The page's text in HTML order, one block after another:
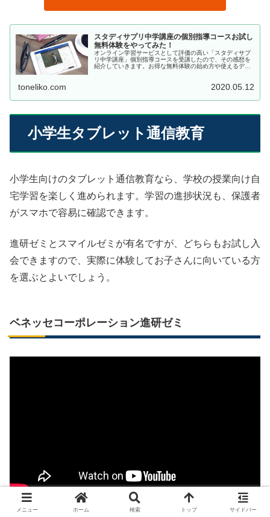
スタディサプリ中学講座の個別指導コースお試し
無料体験をやってみた！
オンライン学習サービスとして評価の高い「スタディサプ
リ中学講座」個別指導コースを受講したので、その感想を
紹介していきます。お得な無料体験の始め方や使えるデバ
toneliko.com 2020.05.12
小学生タブレット通信教育
小学生向けのタブレット通信教育なら、学校の授業向け自
宅学習を楽しく進められます。学習の進捗状況も、保護者
がスマホで容易に確認できます。
進研ゼミとスマイルゼミが有名ですが、どちらもお試し入
会できますので、実際に体験してお子さんに向いている方
を選ぶとよいでしょう。
ベネッセコーポレーション進研ゼミ
メニュー ホーム 検索 トップ サイドバー